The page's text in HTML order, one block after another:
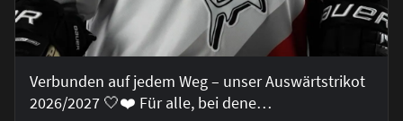
Verbunden auf jedem Weg – unser Auswärtstrikot
2026/2027 🤍❤️ Für alle, bei dene…